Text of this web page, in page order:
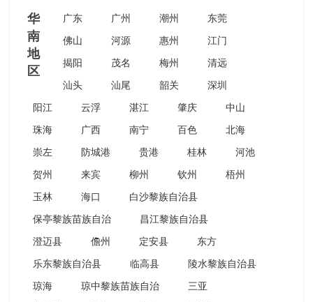
华
南
地
区
广东 广州 潮州
东莞
佛山
河源 惠州
江门
揭阳
茂名 梅州
清远
汕头
汕尾 韶关
深圳
阳江
云浮 湛江 肇庆
中山
珠海
广西 南宁 百色
北海
崇左
防城港 贵港 桂林
河池
贺州
来宾 柳州 钦州
梧州
玉林
海口
白沙黎族自治县
保亭黎族苗族自治
昌江黎族自治县
澄迈县
儋州 定安县
东方
乐东黎族自治县
临高县
陵水黎族自治县
琼海
琼中黎族苗族自治
三亚